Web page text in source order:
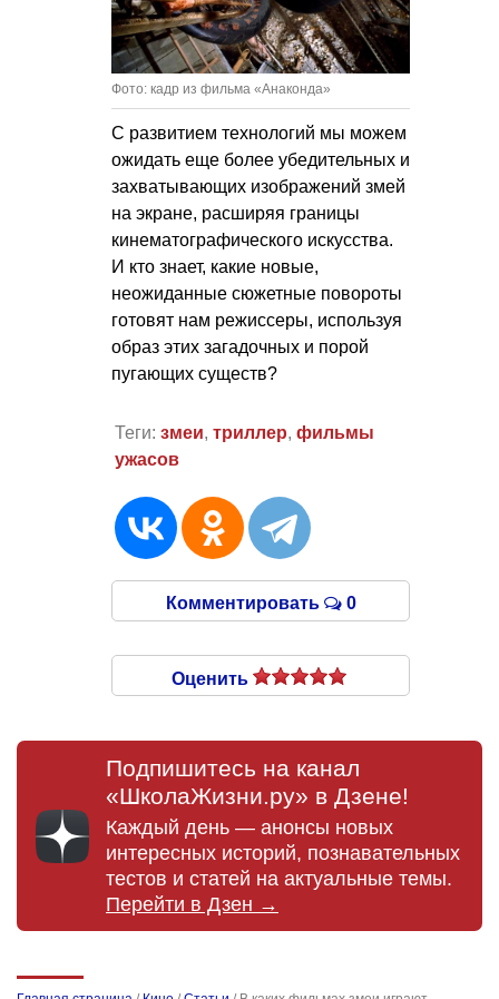
Фото: кадр из фильма «Анаконда»
С развитием технологий мы можем
ожидать еще более убедительных и
захватывающих изображений змей
на экране, расширяя границы
кинематографического искусства.
И кто знает, какие новые,
неожиданные сюжетные повороты
готовят нам режиссеры, используя
образ этих загадочных и порой
пугающих существ?
Теги: змеи, триллер, фильмы
ужасов
Комментировать 0
Оценить
Подпишитесь на канал
«ШколаЖизни.ру» в Дзене!
Каждый день — анонсы новых
интересных историй, познавательных
тестов и статей на актуальные темы.
Перейти в Дзен →